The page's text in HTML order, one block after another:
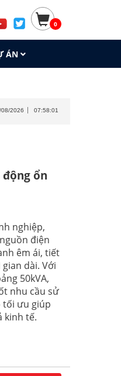
0
ÁN
30kva Cho thuê máy phát điện
08/2026 07:58:02
ổn
nghiệp,
điện
êm ái, tiết
dài. Với
50kVA,
nhu cầu sử
tối ưu giúp
kinh tế.